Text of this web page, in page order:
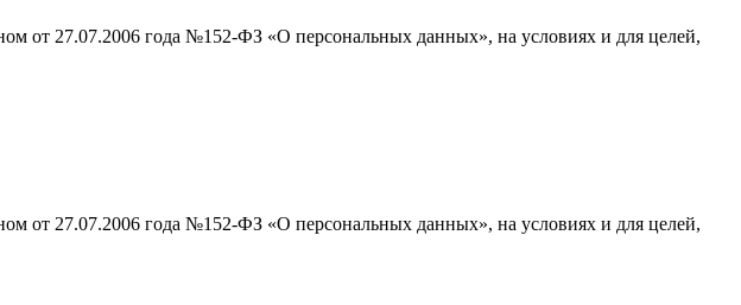
от 27.07.2006 года №152-ФЗ «О персональных данных», на условиях и для целей,
от 27.07.2006 года №152-ФЗ «О персональных данных», на условиях и для целей,